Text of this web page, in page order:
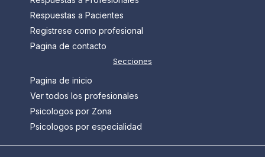
Respuestas a Pacientes
Registrese como profesional
Pagina de contacto
Secciones
Pagina de inicio
Ver todos los profesionales
Psicologos por Zona
Psicologos por especialidad